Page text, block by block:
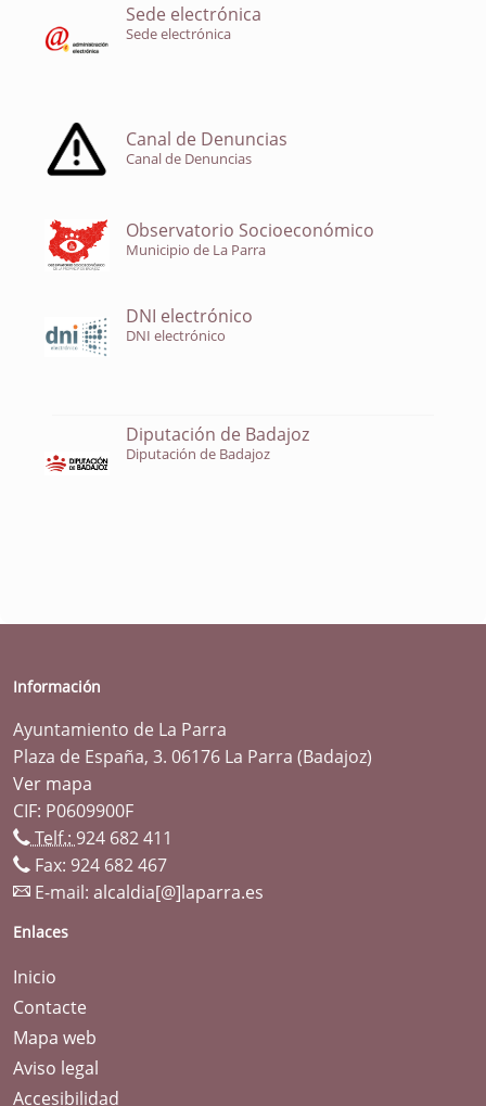
Sede electrónica
Sede electrónica
Canal de Denuncias
Canal de Denuncias
Observatorio Socioeconómico
Municipio de La Parra
DNI electrónico
DNI electrónico
Diputación de Badajoz
Diputación de Badajoz
Información
Ayuntamiento de La Parra
Plaza de España, 3. 06176 La Parra (Badajoz)
Ver mapa
CIF: P0609900F
Telf.: 924 682 411
Fax: 924 682 467
E-mail: alcaldia[@]laparra.es
Enlaces
Inicio
Contacte
Mapa web
Aviso legal
Accesibilidad